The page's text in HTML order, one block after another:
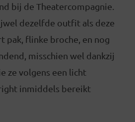
bij de Theatercompagnie.
dezelfde outfit als deze
pak, flinke broche, en nog
misschien wel dankzij
ze volgens een licht
inmiddels bereikt